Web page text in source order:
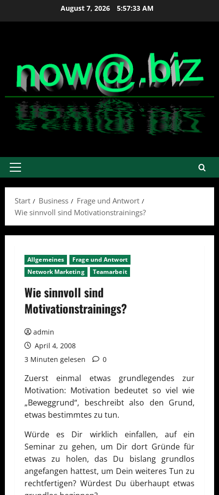
August 7, 2026 5:57:33 AM
Primäres
Start
Business
Frage und Antwort
Wie sinnvoll sind Motivationstrainings?
Allgemeines
Frage und Antwort
Network Marketing
Teamarbeit
Wie sinnvoll sind
Motivationstrainings?
admin
April 4, 2008
3 Minuten gelesen
0
Zuerst einmal etwas grundlegendes zur
Motivation: Motivation bedeutet so viel wie
„Beweggrund“, beschreibt also den Grund,
etwas bestimmtes zu tun.
Würde es Dir wirklich einfallen, auf ein
Seminar zu gehen, um Dir dort Gründe für
etwas zu holen, das Du bislang grundlos
angefangen hattest, um Dein weiteres Tun zu
rechtfertigen? Würdest Du überhaupt etwas